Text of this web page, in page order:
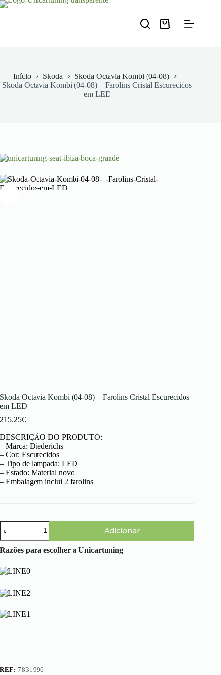
Pular
Carrinho
Início Skoda
Skoda Octavia Kombi (04-08)
Skoda Octavia Kombi (04-08) – Farolins Cristal Escurecidos
em LED
Skoda Octavia Kombi (04-08) – Farolins Cristal Escurecidos
em LED
215.25€
DESCRIÇÃO DO PRODUTO:
– Marca: Diederichs
– Cor: Escurecidos
– Tipo de lampada: LED
– Estado: Material novo
– Embalagem inclui 2 farolins
Quantidade
de
Skoda
Octavia
(04-
08)
Farolins
Escurecidos
em
Adicionar
Razões para escolher a Unicartuning
REF:7831996